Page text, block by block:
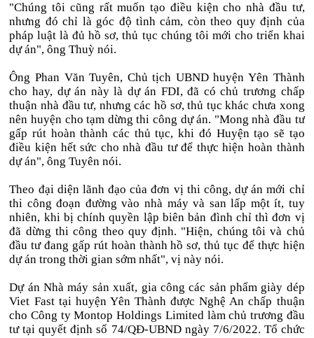
"Chúng tôi cũng rất muốn tạo điều kiện cho nhà đầu tư,
nhưng đó chỉ là góc độ tình cảm, còn theo quy định của
pháp luật là đủ hồ sơ, thủ tục chúng tôi mới cho triển khai
dự án", ông Thuỳ nói.
Ông Phan Văn Tuyên, Chủ tịch UBND huyện Yên Thành
cho hay, dự án này là dự án FDI, đã có chủ trương chấp
thuận nhà đầu tư, nhưng các hồ sơ, thủ tục khác chưa xong
nên huyện cho tạm dừng thi công dự án. "Mong nhà đầu tư
gấp rút hoàn thành các thủ tục, khi đó Huyện tạo sẽ tạo
điều kiện hết sức cho nhà đầu tư để thực hiện hoàn thành
dự án", ông Tuyên nói.
Theo đại diện lãnh đạo của đơn vị thi công, dự án mới chỉ
thi công đoạn đường vào nhà máy và san lấp một ít, tuy
nhiên, khi bị chính quyền lập biên bản đình chỉ thì đơn vị
đã dừng thi công theo quy định. "Hiện, chúng tôi và chủ
đầu tư đang gấp rút hoàn thành hồ sơ, thủ tục để thực hiện
dự án trong thời gian sớm nhất", vị này nói.
Dự án Nhà máy sản xuất, gia công các sản phẩm giày dép
Viet Fast tại huyện Yên Thành được Nghệ An chấp thuận
cho Công ty Montop Holdings Limited làm chủ trương đầu
tư tại quyết định số 74/QĐ-UBND ngày 7/6/2022. Tổ chức